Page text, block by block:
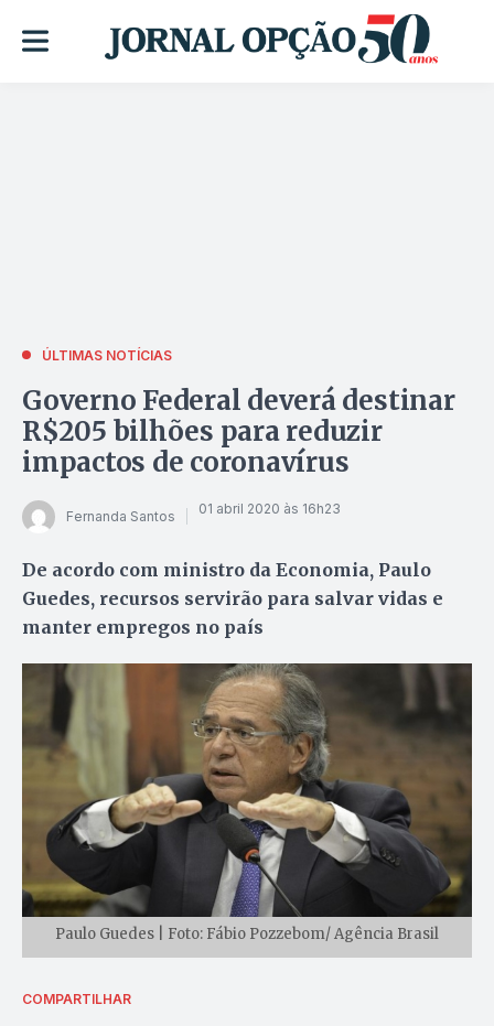
ÚLTIMAS NOTÍCIAS
Governo Federal deverá destinar
R$205 bilhões para reduzir
impactos de coronavírus
Fernanda Santos 01 abril 2020 às 16h23
De acordo com ministro da Economia, Paulo
Guedes, recursos servirão para salvar vidas e
manter empregos no país
Paulo Guedes | Foto: Fábio Pozzebom/ Agência Brasil
COMPARTILHAR